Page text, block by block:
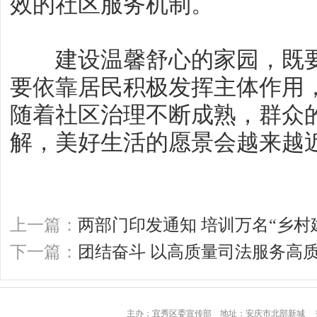
建设温馨舒心的家园，既
要依靠居民积极发挥主体作用
随着社区治理不断成熟，群众
解，美好生活的愿景会越来越
上一篇： 两部门印发通知 培训万名“乡村
下一篇： 团结奋斗 以高质量司法服务高
主办：宜秀区委宣传部 地址：安庆市北